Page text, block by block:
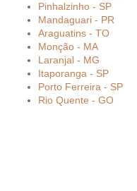
Pinhalzinho - SP
Mandaguari - PR
Araguatins - TO
Monção - MA
Laranjal - MG
Itaporanga - SP
Porto Ferreira - SP
Rio Quente - GO